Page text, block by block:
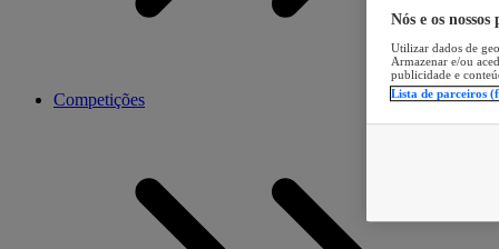
Competições
Nós e os
Utilizar dados de
Armazenar e/ou
publicidade e
Lista de parceiros